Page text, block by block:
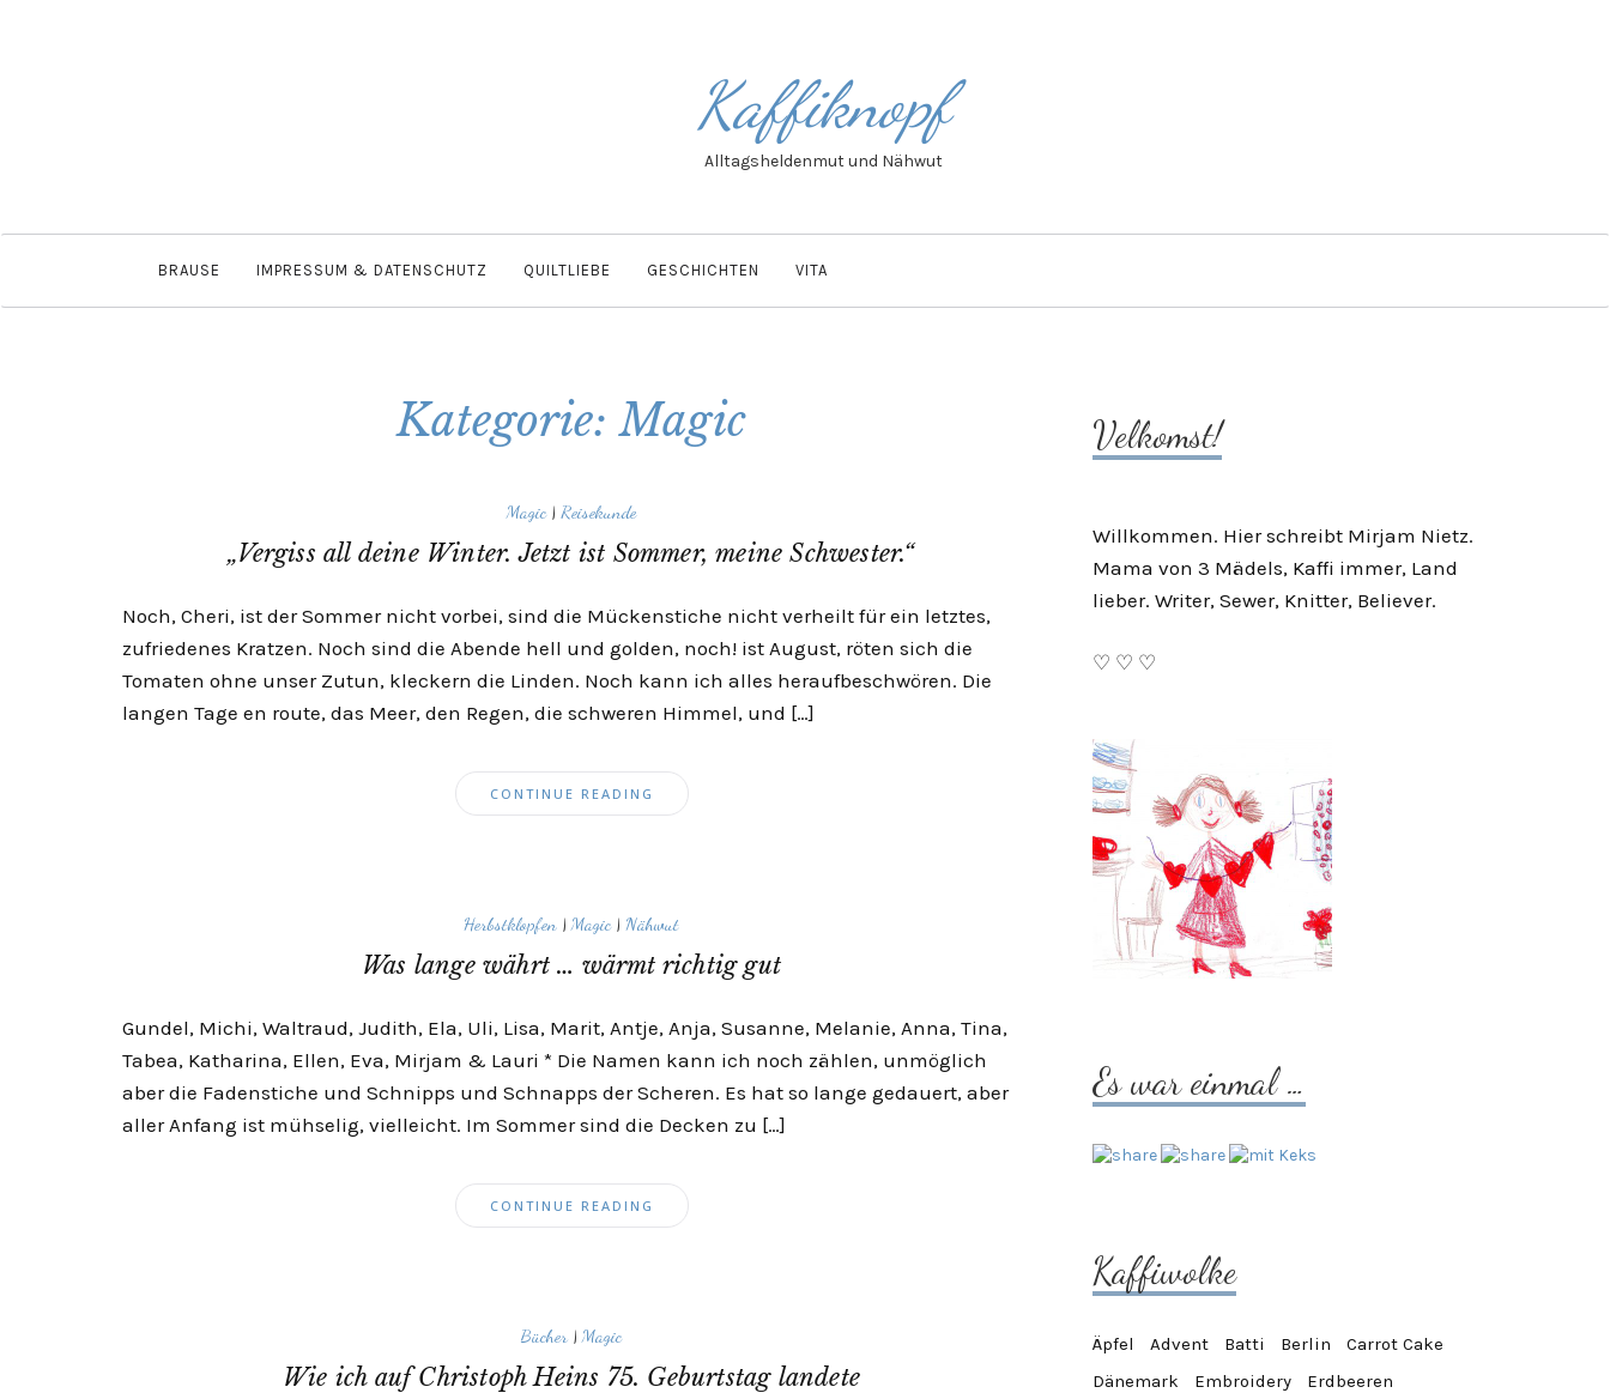
Kaffiknopf
Alltagsheldenmut und Nähwut
BRAUSE IMPRESSUM & DATENSCHUTZ QUILTLIEBE GESCHICHTEN VITA
Kategorie: Magic
Magic| Reisekunde
„Vergiss all deine Winter. Jetzt ist Sommer, meine Schwester.“
Noch, Cheri, ist der Sommer nicht vorbei, sind die Mückenstiche nicht verheilt für ein letztes,
zufriedenes Kratzen. Noch sind die Abende hell und golden, noch! ist August, röten sich die
Tomaten ohne unser Zutun, kleckern die Linden. Noch kann ich alles heraufbeschwören. Die
langen Tage en route, das Meer, den Regen, die schweren Himmel, und […]
CONTINUE READING
Herbstklopfen | Magic| Nähwut
Was lange währt … wärmt richtig gut
Gundel, Michi, Waltraud, Judith, Ela, Uli, Lisa, Marit, Antje, Anja, Susanne, Melanie, Anna, Tina,
Tabea, Katharina, Ellen, Eva, Mirjam & Lauri * Die Namen kann ich noch zählen, unmöglich
aber die Fadenstiche und Schnipps und Schnapps der Scheren. Es hat so lange gedauert, aber
aller Anfang ist mühselig, vielleicht. Im Sommer sind die Decken zu […]
CONTINUE READING
Bücher | Magic
Wie ich auf Christoph Heins 75. Geburtstag landete
Velkomst!
Willkommen. Hier schreibt Mirjam Nietz.
Mama von 3 Mädels, Kaffi immer, Land
lieber. Writer, Sewer, Knitter, Believer.
♡ ♡ ♡
Es war einmal …
Kaffiwolke
Äpfel Advent Batti Berlin
Carrot Cake
Dänemark
Embroidery
Erdbeeren